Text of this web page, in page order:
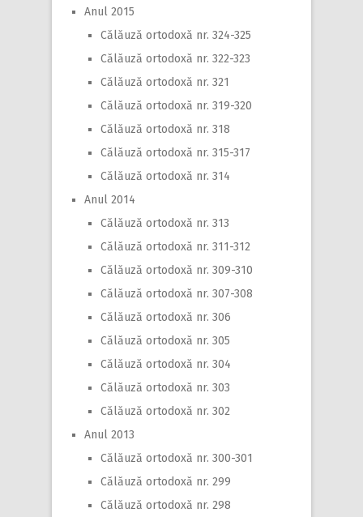
Anul 2015
Călăuză ortodoxă nr. 324-325
Călăuză ortodoxă nr. 322-323
Călăuză ortodoxă nr. 321
Călăuză ortodoxă nr. 319-320
Călăuză ortodoxă nr. 318
Călăuză ortodoxă nr. 315-317
Călăuză ortodoxă nr. 314
Anul 2014
Călăuză ortodoxă nr. 313
Călăuză ortodoxă nr. 311-312
Călăuză ortodoxă nr. 309-310
Călăuză ortodoxă nr. 307-308
Călăuză ortodoxă nr. 306
Călăuză ortodoxă nr. 305
Călăuză ortodoxă nr. 304
Călăuză ortodoxă nr. 303
Călăuză ortodoxă nr. 302
Anul 2013
Călăuză ortodoxă nr. 300-301
Călăuză ortodoxă nr. 299
Călăuză ortodoxă nr. 298